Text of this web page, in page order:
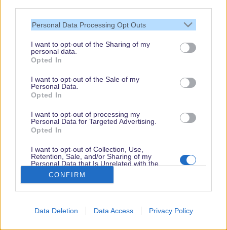
Personal Data Processing Opt Outs
I want to opt-out of the Sharing of my
personal data.
Opted In
I want to opt-out of the Sale of my
Personal Data.
Opted In
I want to opt-out of processing my
Personal Data for Targeted Advertising.
Opted In
I want to opt-out of Collection, Use,
Retention, Sale, and/or Sharing of my
Personal Data that Is Unrelated with the
Purposes for which it was collected.
Opted Out
CONFIRM
Data Deletion Data Access Privacy Policy
National Geographic Special Screening:Limitless
with Chris Hemsworth– HYPERION Stage – 17.45
bis 19.15 Uhr
Obwohl er leider nicht auf der D23 Expo sein wird,
erhalten Teilnehmer einen exklusiven ersten Blick auf
Chris Hemsworths neue Disney+-Serie “Limitless”! Er
unterzieht seinen Körper und Geist transformativen
Erfahrungen und teilt Tipps, die auch anderen helfen
können, ein gesünderes Leben, einen gesünderen Körper
und einen gesünderen Geist zu haben.
Creators – PREMIERE Stage – 18.00 bis 19.00 Uhr